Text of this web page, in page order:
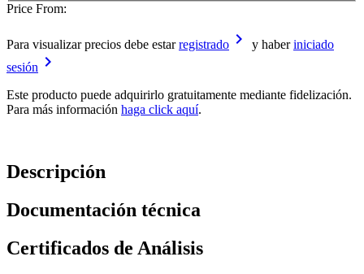
Price From:
Para visualizar precios debe estarregistrado keyboard_arrow_right y haberiniciado
sesión keyboard_arrow_right
Este producto puede adquirirlo gratuitamente mediante fidelización.
Para más información haga click aquí.
Descripción
Documentación técnica
Certificados de Análisis